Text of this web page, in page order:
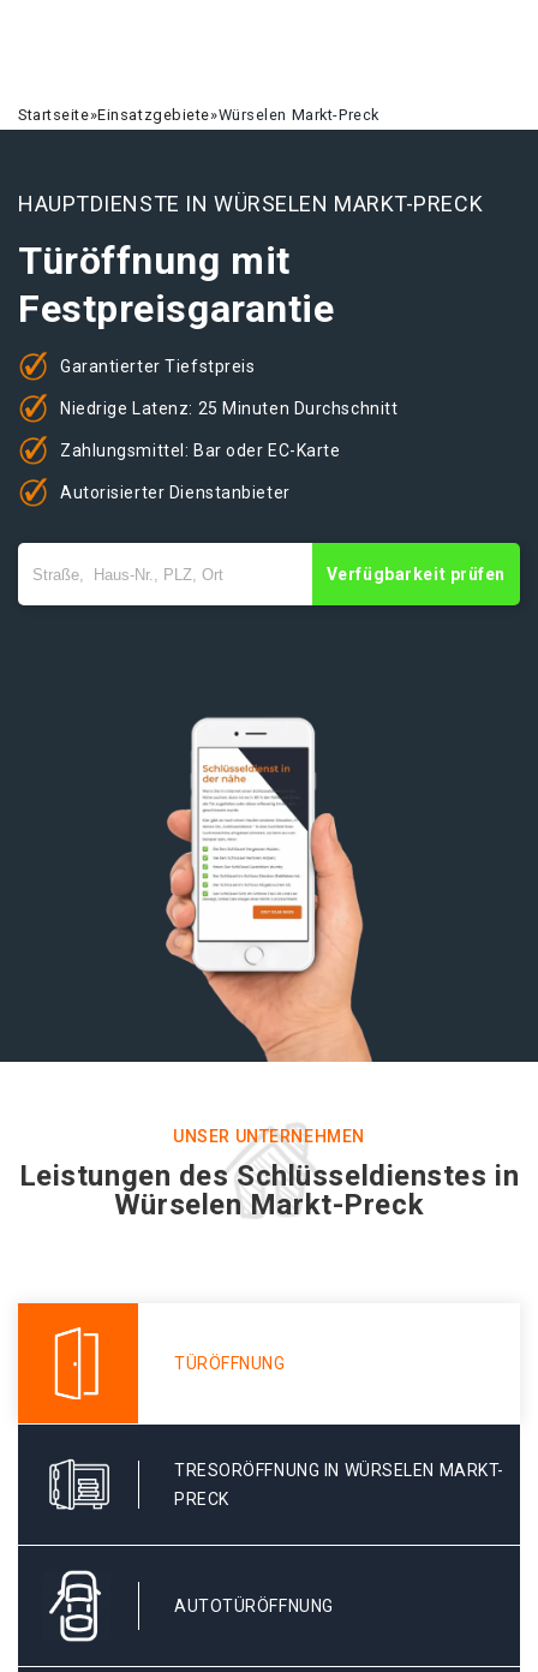
Startseite»Einsatzgebiete»Würselen Markt-Preck
HAUPTDIENSTE IN WÜRSELEN MARKT-PRECK
Türöffnung mit
Festpreisgarantie
Garantierter Tiefstpreis
Niedrige Latenz: 25 Minuten Durchschnitt
Zahlungsmittel: Bar oder EC-Karte
Autorisierter Dienstanbieter
Verfügbarkeit prüfen
UNSER UNTERNEHMEN
Leistungen des Schlüsseldienstes in
Würselen Markt-Preck
TÜRÖFFNUNG
TRESORÖFFNUNG IN WÜRSELEN MARKT-
PRECK
AUTOTÜRÖFFNUNG